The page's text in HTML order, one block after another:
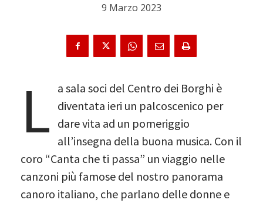
9 Marzo 2023
L a sala soci del Centro dei Borghi è
diventata ieri un palcoscenico per
dare vita ad un pomeriggio
all’insegna della buona musica. Con il
coro “Canta che ti passa” un viaggio nelle
canzoni più famose del nostro panorama
canoro italiano, che parlano delle donne e